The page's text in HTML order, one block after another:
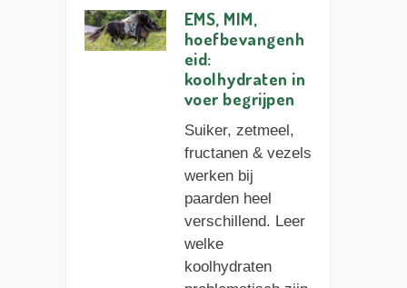
EMS, MIM,
hoefbevangenh
eid:
koolhydraten in
voer begrijpen
Suiker, zetmeel,
fructanen & vezels
werken bij
paarden heel
verschillend. Leer
welke
koolhydraten